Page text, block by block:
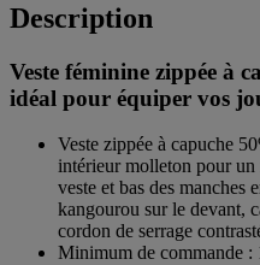
Description
Veste féminine zippée à
idéal pour équiper vos
Veste zippée à capuche
intérieur molleton pour
veste et bas des manches
kangourou sur le devant,
cordon de serrage
Minimum de commande :